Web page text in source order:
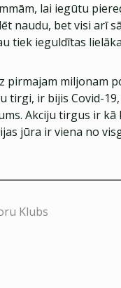
lai iegūtu
naudu, bet visi arī
tiek ieguldītas
pirmajam miljonam
tirgi, ir bijis Covid-
Akciju tirgus ir
jūra ir viena no
Klubs